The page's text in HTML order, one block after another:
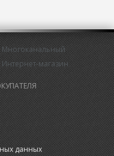
Многоканальный
Интернет-магазин
данных